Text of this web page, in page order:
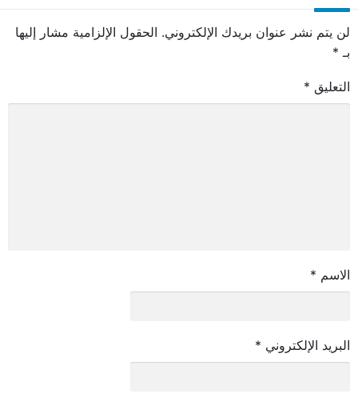
لن يتم نشر عنوان بريدك الإلكتروني. الحقول الإلزامية مشار إليها
بـ *
التعليق *
الاسم *
البريد الإلكتروني *